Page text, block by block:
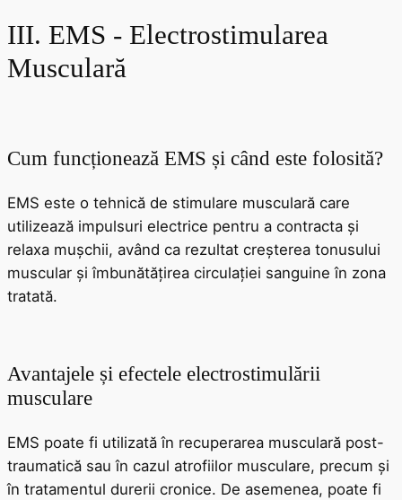
III. EMS - Electrostimularea
Musculară
Cum funcționează EMS și când este folosită?
EMS este o tehnică de stimulare musculară care
utilizează impulsuri electrice pentru a contracta și
relaxa mușchii, având ca rezultat creșterea tonusului
muscular și îmbunătățirea circulației sanguine în zona
tratată.
Avantajele și efectele electrostimulării
musculare
EMS poate fi utilizată în recuperarea musculară post-
traumatică sau în cazul atrofiilor musculare, precum și
în tratamentul durerii cronice. De asemenea, poate fi